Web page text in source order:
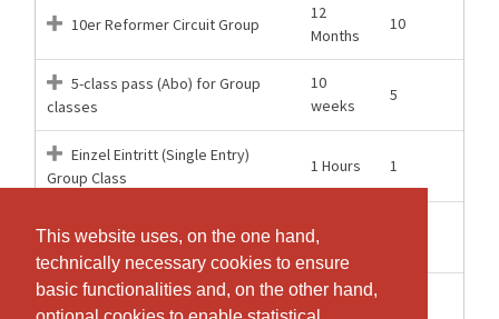
This website uses, on the one hand,
technically necessary cookies to ensure
basic functionalities and, on the other hand,
This website uses, on the one hand,
technically necessary cookies to ensure
basic functionalities and, on the other hand,
10er Reformer Circuit Group
12
Months
10
5-class pass (Abo) for Group
classes
10
weeks
5
Einzel Eintritt (Single Entry)
Group Class
1 Hours 1
Halbjahresabonnement 26
Eintritte für Gruppenkurse
12
Months
Trial Class / Schnupper Kurs for
1 weeks